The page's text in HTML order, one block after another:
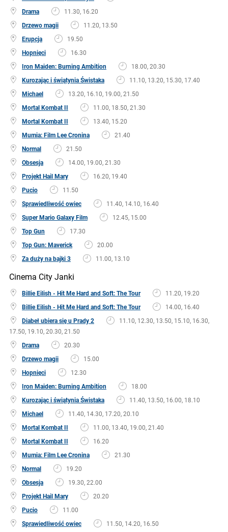
Drama
11.30, 16.20
Drzewo magii
11.20, 13.50
Erupcja
19.50
Hopnięci
16.30
Iron Maiden: Burning Ambition
18.00, 20.30
Kurozając i świątynia Świstaka
11.10, 13.20, 15.30, 17.40
Michael
13.20, 16.10, 19.00, 21.50
Mortal Kombat II
11.00, 18.50, 21.30
Mortal Kombat II
13.40, 15.20
Mumia: Film Lee Cronina
21.40
Normal
21.50
Obsesja
14.00, 19.00, 21.30
Projekt Hail Mary
16.20, 19.40
Pucio
11.50
Sprawiedliwość owiec
11.40, 14.10, 16.40
Super Mario Galaxy Film
12.45, 15.00
Top Gun
17.30
Top Gun: Maverick
20.00
Za duży na bajki 3
11.00, 13.10
Cinema City Janki
Billie Eilish - Hit Me Hard and Soft: The Tour
11.20, 19.20
Billie Eilish - Hit Me Hard and Soft: The Tour
14.00, 16.40
Diabeł ubiera się u Prady 2
11.10, 12.30, 13.50, 15.10, 16.30,
17.50, 19.10, 20.30, 21.50
Drama
20.30
Drzewo magii
15.00
Hopnięci
12.30
Iron Maiden: Burning Ambition
18.00
Kurozając i świątynia Świstaka
11.40, 13.50, 16.00, 18.10
Michael
11.40, 14.30, 17.20, 20.10
Mortal Kombat II
11.00, 13.40, 19.00, 21.40
Mortal Kombat II
16.20
Mumia: Film Lee Cronina
21.30
Normal
19.20
Obsesja
19.30, 22.00
Projekt Hail Mary
20.20
Pucio
11.00
Sprawiedliwość owiec
11.50, 14.20, 16.50